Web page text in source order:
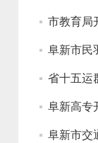
市教育局
阜新市民
省十五运
阜新高专
阜新市交